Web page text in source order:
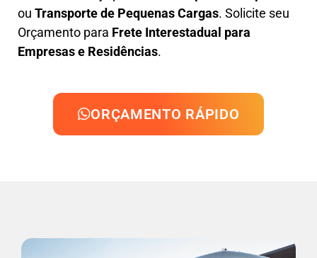
ou Transporte de Pequenas Cargas. Solicite seu
Orçamento para Frete Interestadual para
Empresas e Residências.
ORÇAMENTO RÁPIDO